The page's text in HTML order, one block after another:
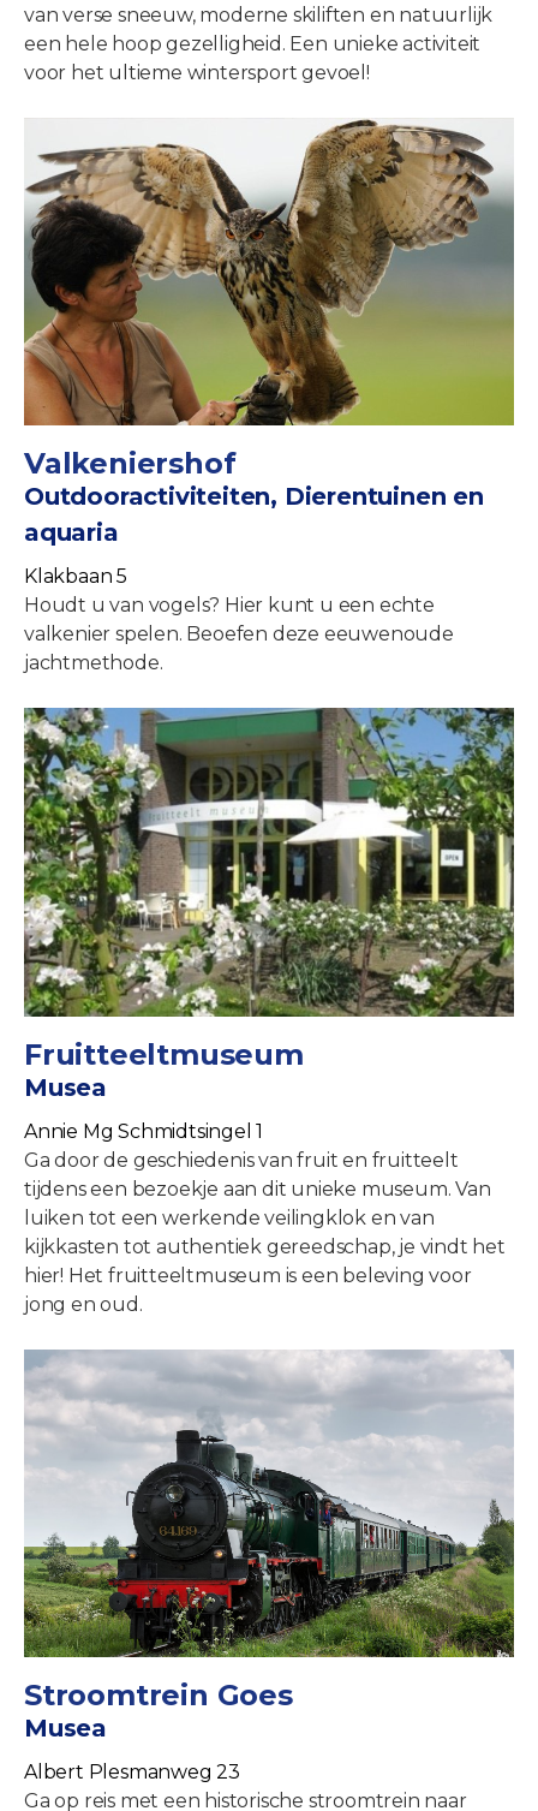
van verse sneeuw, moderne skiliften en natuurlijk
een hele hoop gezelligheid. Een unieke activiteit
voor het ultieme wintersport gevoel!
Valkeniershof
Outdooractiviteiten, Dierentuinen en
aquaria
Klakbaan 5
Houdt u van vogels? Hier kunt u een echte
valkenier spelen. Beoefen deze eeuwenoude
jachtmethode.
Fruitteeltmuseum
Musea
Annie Mg Schmidtsingel 1
Ga door de geschiedenis van fruit en fruitteelt
tijdens een bezoekje aan dit unieke museum. Van
luiken tot een werkende veilingklok en van
kijkkasten tot authentiek gereedschap, je vindt het
hier! Het fruitteeltmuseum is een beleving voor
jong en oud.
Stroomtrein Goes
Musea
Albert Plesmanweg 23
Ga op reis met een historische stroomtrein naar